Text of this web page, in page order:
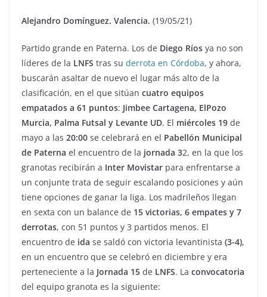
Alejandro Domínguez. Valencia. (19/05/21)
Partido grande en Paterna. Los de Diego Ríos ya no son
líderes de la LNFS tras su derrota en Córdoba, y ahora,
buscarán asaltar de nuevo el lugar más alto de la
clasificación, en el que sitúan cuatro equipos
empatados a 61 puntos: Jimbee Cartagena, ElPozo
Murcia, Palma Futsal y Levante UD. El miércoles 19 de
mayo a las 20:00 se celebrará en el Pabellón Municipal
de Paterna el encuentro de la jornada 32, en la que los
granotas recibirán a Inter Movistar para enfrentarse a
un conjunte trata de seguir escalando posiciones y aún
tiene opciones de ganar la liga. Los madrileños llegan
en sexta con un balance de 15 victorias, 6 empates y 7
derrotas, con 51 puntos y 3 partidos menos. El
encuentro de ida se saldó con victoria levantinista (3-4),
en un encuentro que se celebró en diciembre y era
perteneciente a la Jornada 15 de LNFS. La convocatoria
del equipo granota es la siguiente: